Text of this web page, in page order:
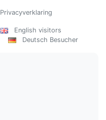
Privacyverklaring
English visitors
Deutsch Besucher